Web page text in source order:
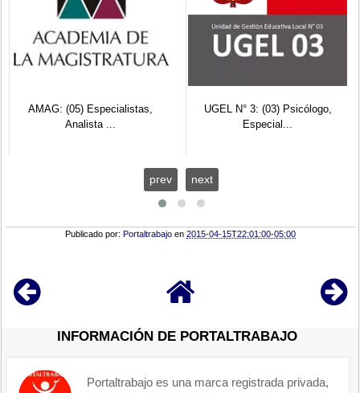
AMAG: (05) Especialistas,
Analista ...
UGEL N° 3: (03) Psicólogo,
Especial...
prev next
Publicado por:Portaltrabajo en2015-04-15T22:01:00-05:00
INFORMACIÓN DE PORTALTRABAJO
Portaltrabajo es una marca registrada privada,